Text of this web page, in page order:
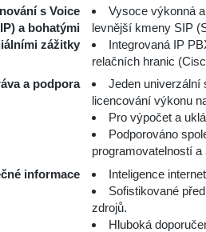
s Voice
a bohatými
zážitky
Vysoce výkonná
levnější kmeny SIP
Integrovaná IP
relačních hranic
a podpora
Jeden univerzální
licencování výkonu
Pro výpočet a
Podporováno
programovatelností a
informace
Inteligence
Sofistikované
zdrojů.
Hluboká